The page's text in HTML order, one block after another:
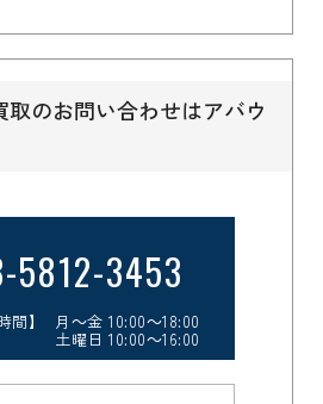
取のお問い合わせはアバウ
5812-3453
間】 月～金 10:00～18:00
土曜日 10:00～16:00